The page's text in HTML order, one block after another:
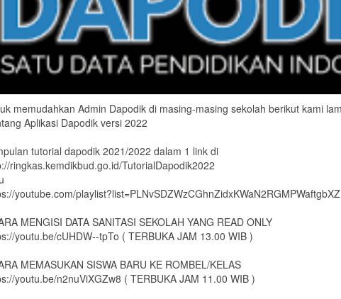
memudahkan Admin Dapodik di masing-masing sekolah berikut kami
Aplikasi Dapodik versi 2022
tutorial dapodik 2021/2022 dalam 1 link di
ringkas.kemdikbud.go.id/TutorialDapodik2022
youtube.com/playlist?list=PLNvSDZWzCGhnZidxKWaN2RGMPWaftgbXZ
MENGISI DATA SANITASI SEKOLAH YANG READ ONLY
youtu.be/cUHDW--tpTo ( TERBUKA JAM 13.00 WIB )
MEMASUKAN SISWA BARU KE ROMBEL/KELAS
youtu.be/n2nuViXGZw8 ( TERBUKA JAM 11.00 WIB )